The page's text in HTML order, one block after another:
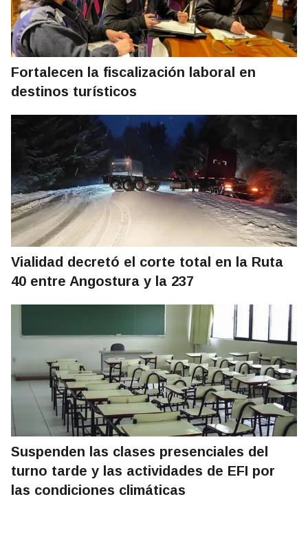
Fortalecen la fiscalización laboral en
destinos turísticos
Vialidad decretó el corte total en la Ruta
40 entre Angostura y la 237
Suspenden las clases presenciales del
turno tarde y las actividades de EFI por
las condiciones climáticas